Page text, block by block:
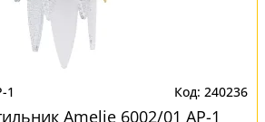
1 240236
Amelie 6002/01 AP-1